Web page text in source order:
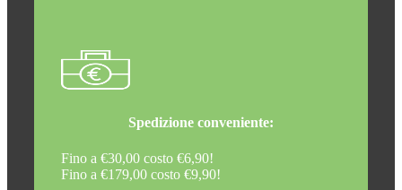
Spedizione conveniente:
Fino a €30,00 costo €6,90!
Fino a €179,00 costo €9,90!